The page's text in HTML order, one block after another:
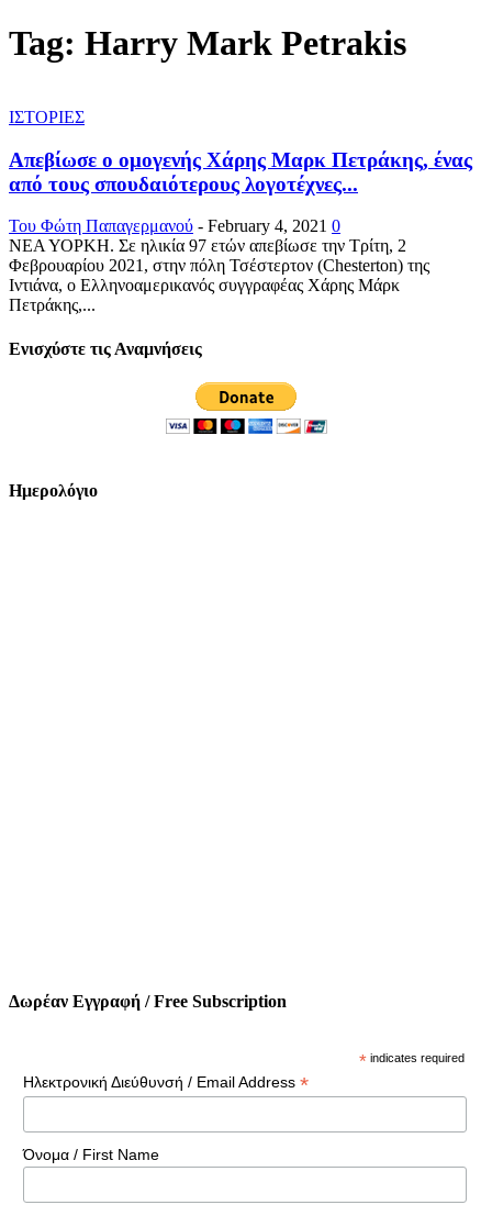
Tag: Harry Mark Petrakis
ΙΣΤΟΡΙΕΣ
Απεβίωσε ο ομογενής Χάρης Μαρκ Πετράκης, ένας
από τους σπουδαιότερους λογοτέχνες...
Του Φώτη Παπαγερμανού - February 4, 2021 0
ΝΕΑ ΥΟΡΚΗ. Σε ηλικία 97 ετών απεβίωσε την Τρίτη, 2
Φεβρουαρίου 2021, στην πόλη Τσέστερτον (Chesterton) της
Ιντιάνα, ο Ελληνοαμερικανός συγγραφέας Χάρης Μάρκ
Πετράκης,...
Ενισχύστε τις Αναμνήσεις
Ημερολόγιο
Δωρέαν Εγγραφή / Free Subscription
* indicates required
Ηλεκτρονική Διεύθυνσή / Email Address *
Όνομα / First Name